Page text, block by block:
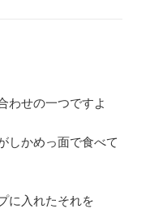
わせの一つですよ
しかめっ面で食べて
に入れたそれを